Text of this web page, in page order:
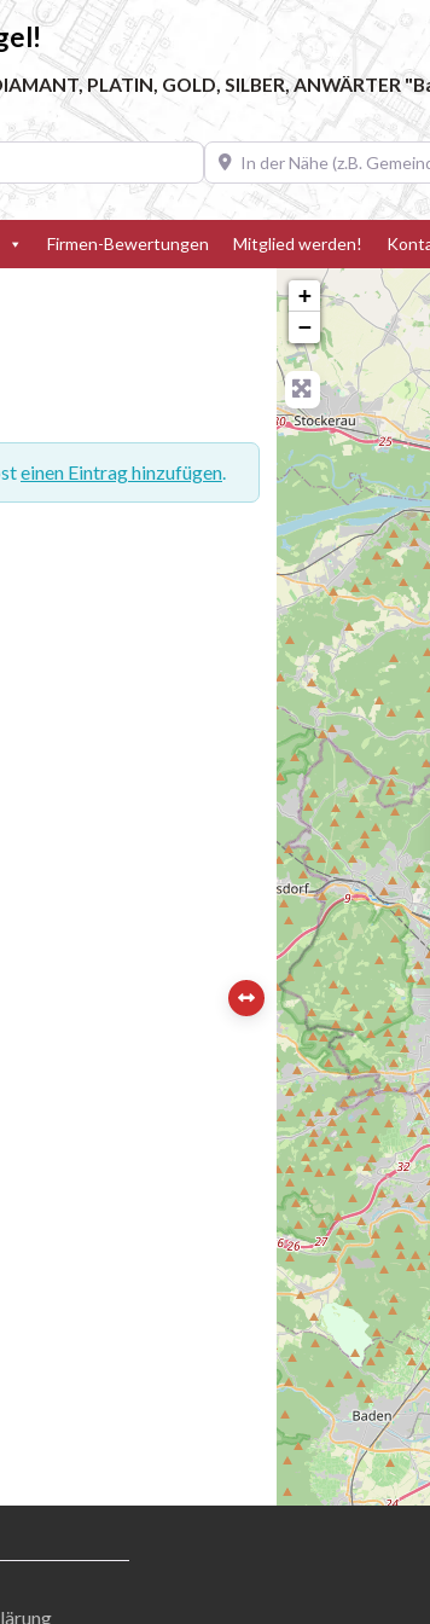
PLATIN, GOLD, SILBER,
In der Nähe (z.B. Gemeinde
Firmen-Bewertungen Mitglied werden!
einen Eintrag hinzufügen.
+
−